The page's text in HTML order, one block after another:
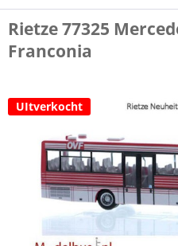
Rietze 77325
Franconia
UItverkocht